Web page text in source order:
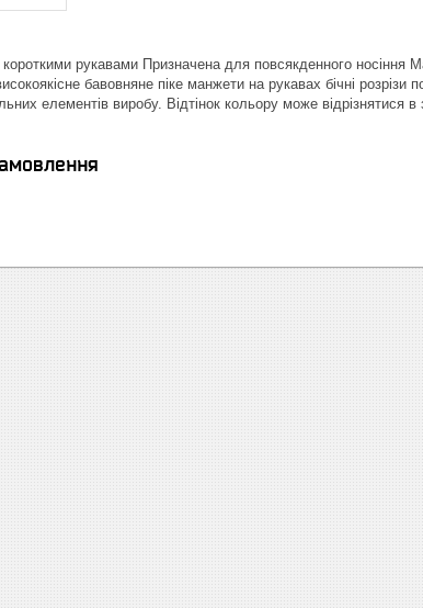
короткими рукавами Призначена для повсякденного носіння
бавовняне піке манжети на рукавах бічні
елементів виробу. Відтінок кольору може відрізнятися